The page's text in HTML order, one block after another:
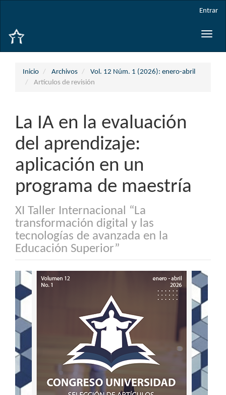
principal
Entrar
Toggle
Inicio Archivos
Vol. 12 Núm. 1 (2026): enero-abril
Artículos de revisión
La IA en la evaluación
del aprendizaje:
aplicación en un
programa de maestría
XI Taller Internacional “La
transformación digital y las
tecnologías de avanzada en la
Educación Superior”
Barra
lateral
del
artículo